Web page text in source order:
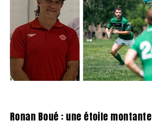
Ronan Boué : une étoile montante